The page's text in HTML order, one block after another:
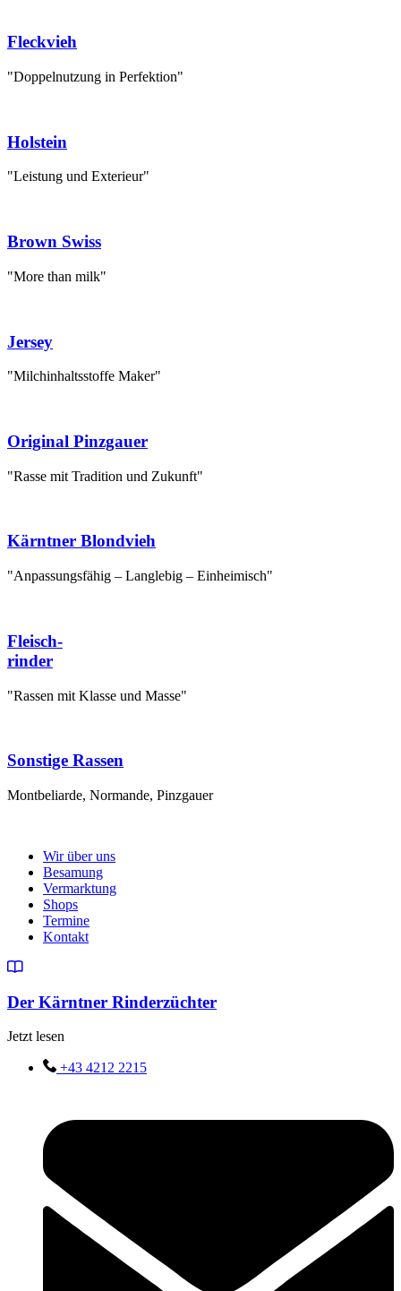
Fleckvieh
"Doppelnutzung in Perfektion"
Holstein
"Leistung und Exterieur"
Brown Swiss
"More than milk"
Jersey
"Milchinhaltsstoffe Maker"
Original Pinzgauer
"Rasse mit Tradition und Zukunft"
Kärntner Blondvieh
"Anpassungsfähig – Langlebig – Einheimisch"
Fleisch-
rinder
"Rassen mit Klasse und Masse"
Sonstige Rassen
Montbeliarde, Normande, Pinzgauer
Wir über uns
Besamung
Vermarktung
Shops
Termine
Kontakt
Der Kärntner Rinderzüchter
Jetzt lesen
+43 4212 2215